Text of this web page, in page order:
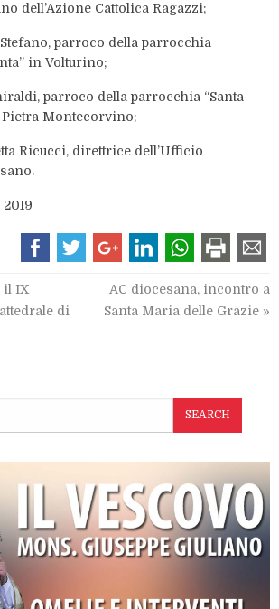
dell’Azione Cattolica Ragazzi;
parroco della parrocchia
in Volturino;
parroco della parrocchia “Santa
Montecorvino;
Ricucci, direttrice dell’Ufficio
il IX
di
AC diocesana, incontro a
Santa Maria delle Grazie »
SEARCH